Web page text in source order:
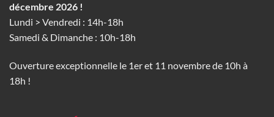
décembre 2026 !
Lundi > Vendredi : 14h-18h
Samedi & Dimanche : 10h-18h
Ouverture exceptionnelle le 1er et 11 novembre de 10h à
18h !